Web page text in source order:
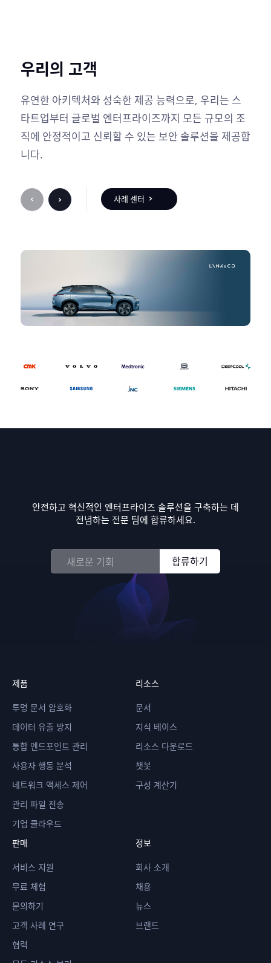
우리의 고객
유연한 아키텍처와 성숙한 제공 능력으로, 우리는 스
타트업부터 글로벌 엔터프라이즈까지 모든 규모의 조
직에 안정적이고 신뢰할 수 있는 보안 솔루션을 제공합
니다.
사례 센터
안전하고 혁신적인 엔터프라이즈 솔루션을 구축하는 데
전념하는 전문 팀에 합류하세요.
새로운 기회 합류하기
제품
투명 문서 암호화
데이터 유출 방지
통합 엔드포인트 관리
사용자 행동 분석
네트워크 액세스 제어
관리 파일 전송
기업 클라우드
리소스
문서
지식 베이스
리소스 다운로드
챗봇
구성 계산기
판매
서비스 지원
무료 체험
문의하기
고객 사례 연구
협력
정보
회사 소개
채용
뉴스
브랜드